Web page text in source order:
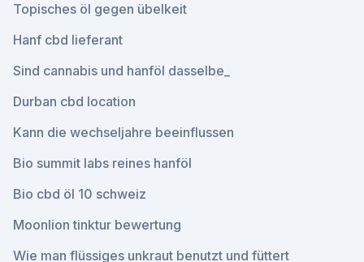
Topisches öl gegen übelkeit
Hanf cbd lieferant
Sind cannabis und hanföl dasselbe_
Durban cbd location
Kann die wechseljahre beeinflussen
Bio summit labs reines hanföl
Bio cbd öl 10 schweiz
Moonlion tinktur bewertung
Wie man flüssiges unkraut benutzt und füttert